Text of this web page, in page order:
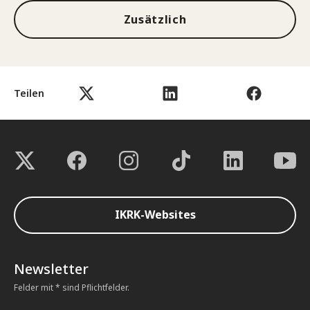
Teilen
Zusätzlich
IKRK-Websites
Newsletter
Felder mit * sind Pflichtfelder.